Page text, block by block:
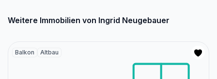
Weitere Immobilien von Ingrid Neugebauer
Balkon Altbau